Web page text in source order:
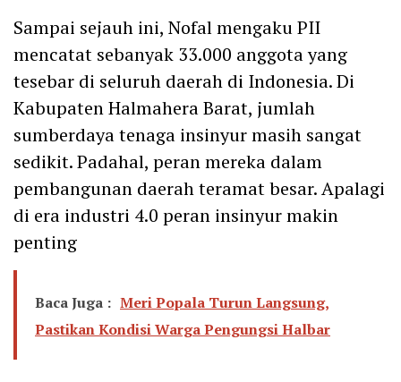
Sampai sejauh ini, Nofal mengaku PII
mencatat sebanyak 33.000 anggota yang
tesebar di seluruh daerah di Indonesia. Di
Kabupaten Halmahera Barat, jumlah
sumberdaya tenaga insinyur masih sangat
sedikit. Padahal, peran mereka dalam
pembangunan daerah teramat besar. Apalagi
di era industri 4.0 peran insinyur makin
penting
Baca Juga : Meri Popala Turun Langsung,
Pastikan Kondisi Warga Pengungsi Halbar